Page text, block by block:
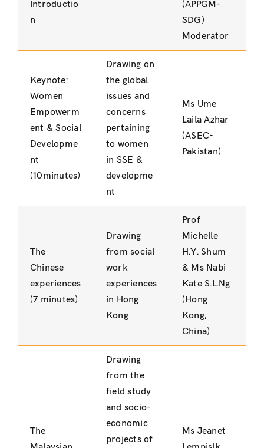
Introductio
n
(APPGM-
SDG)
Moderator
Keynote:
Women
Empowerm
ent & Social
Developme
nt
(10minutes)
Drawing on
the global
issues and
concerns
pertaining
to women
in SSE &
developme
nt
Ms Ume
Laila Azhar
(ASEC-
Pakistan)
The
Chinese
experiences
(7 minutes)
Drawing
from social
work
experiences
in Hong
Kong
Prof
Michelle
H.Y. Shum
& Ms Nabi
Kate S.L.Ng
(Hong
Kong,
China)
The
Drawing
from the
field study
and socio-
economic
projects of
Ms Jeanet